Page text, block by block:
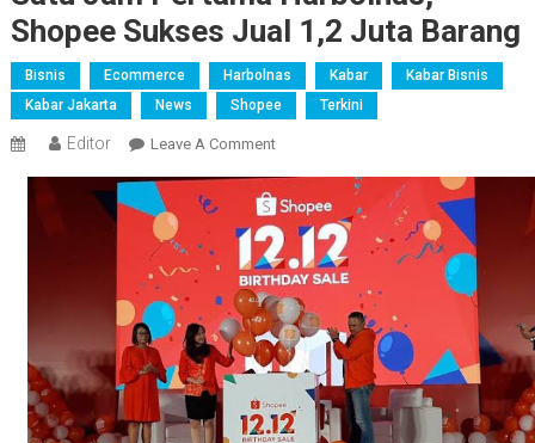
Shopee Sukses Jual 1,2 Juta Barang
Bisnis Ecommerce Harbolnas Kabar
Kabar Bisnis
Kabar Jakarta
News Shopee Terkini
Editor Leave A CommentOn
Jam
Pertama
Harbolnas,
Shopee
Sukses
Jual
1,2
Barang